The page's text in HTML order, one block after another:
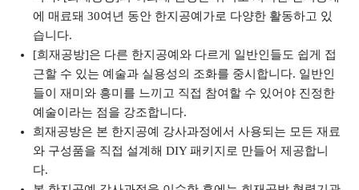
에 매료돼 30여년 동안 한지공예가로 다양한 활동하고 있
습니다.
[희재공방]은 다른 한지공예와 다르게 일반인들도 쉽게 접
근할 수 있는 예술과 실용성의 조화를 중시합니다. 일반인
들이 재미와 흥미를 느끼고 직접 참여할 수 있어야 진정한
예술이라는 점을 강조합니다.
희재공방은 본 한지공예 강사과정에서 사용되는 모든 재료
와 구성품을 직접 설계해 DIY 패키지로 만들어 제공합니
다.